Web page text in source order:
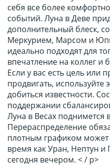
себя все более
событий. Луна в Деве
дополнительный блеск,
Меркурием, Марсом и
идеально подходят для
впечатление на коллег и
Если у вас есть цель или
продвигать, используйте
добиться известности.
поддержании
Луна в Весах поднимется
Перераспределение
плотным графиком может
время как Уран, Нептун и
сегодня вечером. < / p>